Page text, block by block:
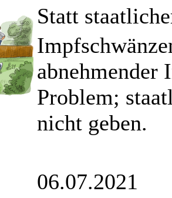
Statt
abnehmender
Problem;
nicht geben.
06.07.2021